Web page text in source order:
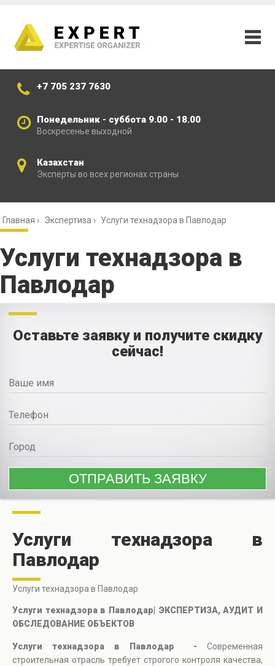
+7 705 237 7630
Понедельник - суббота 9.00 - 18.00
Воскресенье выходной
Казахстан
Эксперты во всех регионах страны
Главная › Экспертиза › Услуги технадзора в Павлодар
Услуги технадзора в
Павлодар
Оставьте заявку и получите скидку
сейчас!
Услуги технадзора в
Павлодар
Услуги технадзора в Павлодар
Услуги технадзора в Павлодар| ЭКСПЕРТИЗА, АУДИТ И
ОБСЛЕДОВАНИЕ ОБЪЕКТОВ
Услуги технадзора в Павлодар - Современная
строительная отрасль требует строгого контроля качества,